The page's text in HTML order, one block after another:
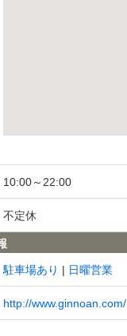
10:00～22:00
不定休
駐車場あり 日曜営業
http://www.ginnoan.com/